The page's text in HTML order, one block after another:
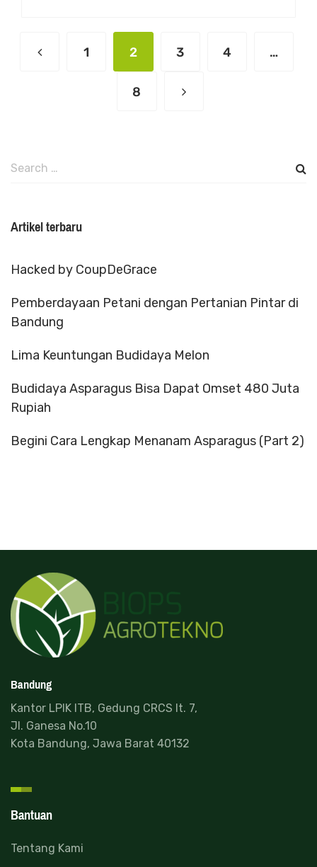
1 2 3 4 …
8
Search
Artikel terbaru
Hacked by CoupDeGrace
Pemberdayaan Petani dengan Pertanian Pintar di
Bandung
Lima Keuntungan Budidaya Melon
Budidaya Asparagus Bisa Dapat Omset 480 Juta
Rupiah
Begini Cara Lengkap Menanam Asparagus (Part 2)
Bandung
Kantor LPIK ITB, Gedung CRCS lt. 7,
Jl. Ganesa No.10
Kota Bandung, Jawa Barat 40132
Bantuan
Tentang Kami